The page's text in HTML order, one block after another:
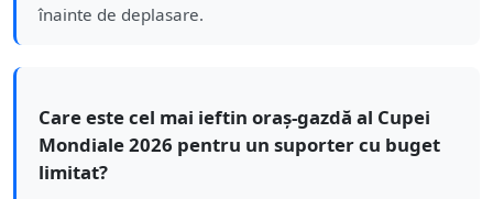
înainte de deplasare.
Care este cel mai ieftin oraș-gazdă al Cupei
Mondiale 2026 pentru un suporter cu buget
limitat?